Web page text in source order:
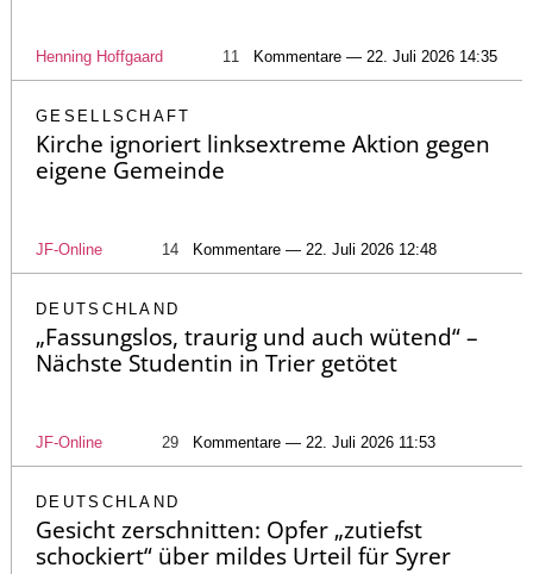
Henning Hoffgaard 11 Kommentare — 22. Juli 2026 14:35
GESELLSCHAFT
Kirche ignoriert linksextreme Aktion gegen
eigene Gemeinde
JF-Online 14 Kommentare — 22. Juli 2026 12:48
DEUTSCHLAND
„Fassungslos, traurig und auch wütend“ –
Nächste Studentin in Trier getötet
JF-Online 29 Kommentare — 22. Juli 2026 11:53
DEUTSCHLAND
Gesicht zerschnitten: Opfer „zutiefst
schockiert“ über mildes Urteil für Syrer